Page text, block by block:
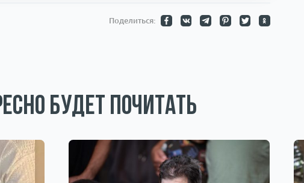
Поделиться:
будет почитать